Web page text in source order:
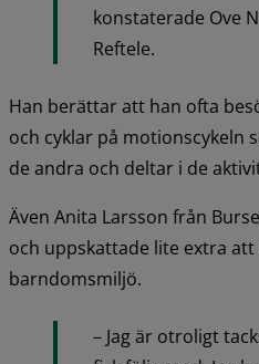
konstaterade Ove
Reftele.
Han berättar att han ofta
och cyklar på motionscykeln
de andra och deltar i de
Även Anita Larsson från
och uppskattade lite extra
barndomsmiljö.
– Jag är otroligt